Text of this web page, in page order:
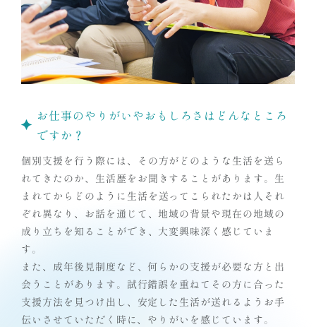
お仕事のやりがいやおもしろさはどんなところ
ですか？
個別支援を行う際には、その方がどのような生活を送ら
れてきたのか、生活歴をお聞きすることがあります。生
まれてからどのように生活を送ってこられたかは人それ
ぞれ異なり、お話を通じて、地域の背景や現在の地域の
成り立ちを知ることができ、大変興味深く感じていま
す。
また、成年後見制度など、何らかの支援が必要な方と出
会うことがあります。試行錯誤を重ねてその方に合った
支援方法を見つけ出し、安定した生活が送れるようお手
伝いさせていただく時に、やりがいを感じています。